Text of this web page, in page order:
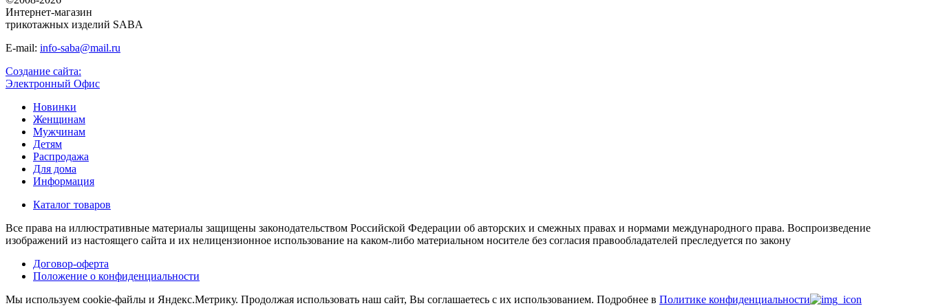
Интернет-магазин
трикотажных изделий SABA
E-mail: info-saba@mail.ru
Создание сайта:
Электронный Офис
Новинки
Женщинам
Мужчинам
Детям
Распродажа
Для дома
Информация
Каталог товаров
Все права на иллюстративные материалы защищены законодательством Российской Федерации об авторских и смежных правах и нормами международного права. Воспроизведение
изображений из настоящего сайта и их нелицензионное использование на каком-либо материальном носителе без согласия правообладателей преследуется по закону
Договор-оферта
Положение о конфиденциальности
Мы используем cookie-файлы и Яндекс.Метрику. Продолжая использовать наш сайт, Вы соглашаетесь с их использованием. Подробнее в Политике конфиденциальности